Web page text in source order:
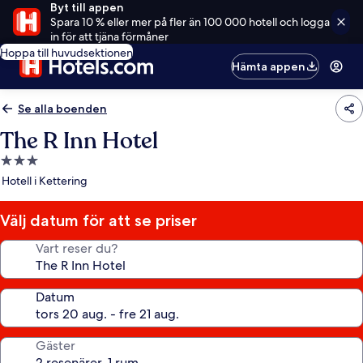
Byt till appen
Spara 10 % eller mer på fler än 100 000 hotell och logga
in för att tjäna förmåner
Hoppa till huvudsektionen
Hämta appen
Se alla boenden
The R Inn Hotel
3.0-
stjärnigt
Hotell i Kettering
Välj datum för att se priser
Vart reser du?
Datum
Gäster